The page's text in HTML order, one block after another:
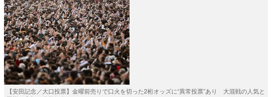
文化
出版／映画
ファッション
写真
政治
【安田記念／大口投票】金曜前売りで口火を切った2桁オッズに“異常投票”あり 大混戦の人気と